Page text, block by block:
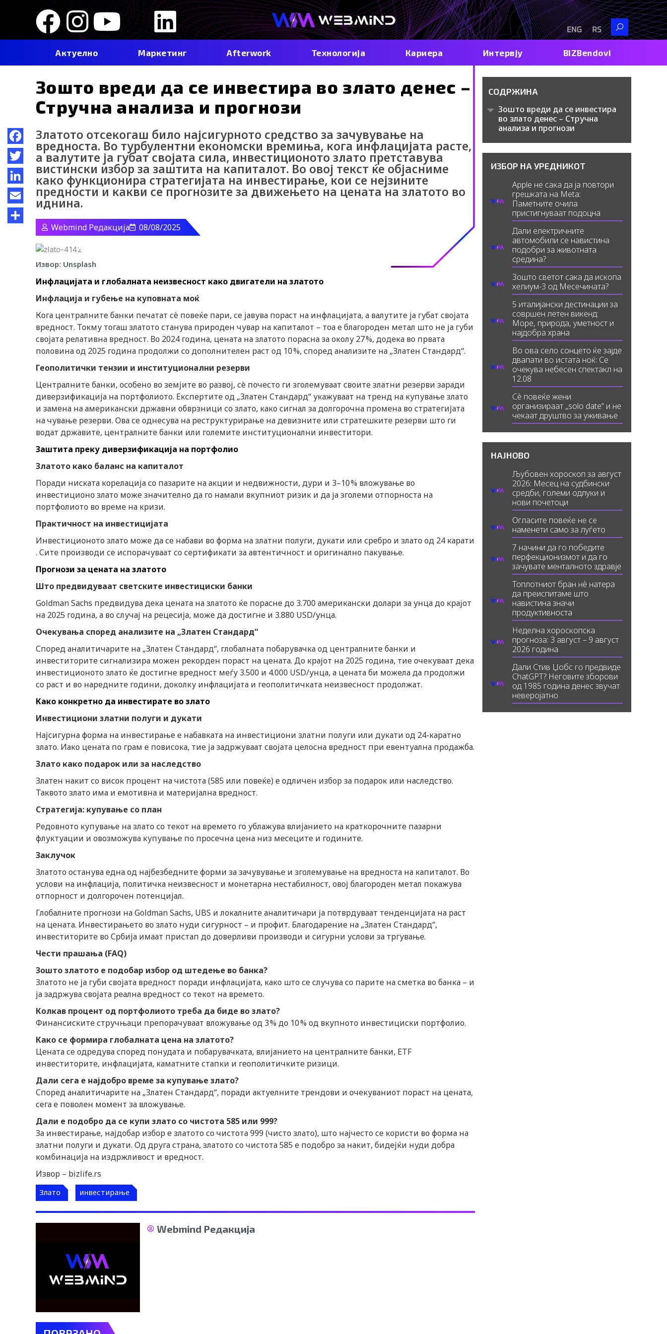
RS
ENG
F
a
c
e
b
o
o
k
I
n
s
t
a
g
r
a
m
Y
o
u
t
u
b
e
I
c
o
-
t
i
k
-
t
i
t
o
k
-
i
c
o
n
L
i
n
k
e
d
i
n
Search
Актуелно Маркетинг Afterwork Технологија Кариера Интервју BIZBendovi
Зошто вреди да се инвестира во злато денес –
Стручна анализа и прогнози
Златото отсекогаш било најсигурното средство за зачувување на
вредноста. Во турбулентни економски времиња, кога инфлацијата расте,
а валутите ја губат својата сила, инвестиционото злато претставува
вистински избор за заштита на капиталот. Во овој текст ќе објасниме
како функционира стратегијата на инвестирање, кои се нејзините
предности и какви се прогнозите за движењето на цената на златото во
иднина.
Webmind Редакција 08/08/2025
Извор: Unsplash
Инфлацијата и глобалната неизвесност како двигатели на златото
Инфлација и губење на куповната моќ
Кога централните банки печатат сè повеќе пари, се јавува пораст на инфлацијата, а валутите ја губат својата
вредност. Токму тогаш златото станува природен чувар на капиталот – тоа е благороден метал што не ја губи
својата релативна вредност. Во 2024 година, цената на златото порасна за околу 27 %, додека во првата
половина од 2025 година продолжи со дополнителен раст од 10 %, според анализите на „Златен Стандард“.
Геополитички тензии и институционални резерви
Централните банки, особено во земјите во развој, сè почесто ги зголемуваат своите златни резерви заради
диверзификација на портфолиото. Експертите од „Златен Стандард“ укажуваат на тренд на купување злато
и замена на американски државни обврзници со злато, како сигнал за долгорочна промена во стратегијата
на чување резерви. Ова се однесува на реструктурирање на девизните или стратешките резерви што ги
водат државите, централните банки или големите институционални инвеститори.
Заштита преку диверзификација на портфолио
Златото како баланс на капиталот
Поради ниската корелација со пазарите на акции и недвижности, дури и 3–10 % вложување во
инвестиционо злато може значително да го намали вкупниот ризик и да ја зголеми отпорноста на
портфолиото во време на кризи.
Практичност на инвестицијата
Инвестиционото злато може да се набави во форма на златни полуги, дукати или сребро и злато од 24 карати
. Сите производи се испорачуваат со сертификати за автентичност и оригинално пакување.
Прогнози за цената на златото
Што предвидуваат светските инвестициски банки
Goldman Sachs предвидува дека цената на златото ќе порасне до 3.700 американски долари за унца до крајот
на 2025 година, а во случај на рецесија, може да достигне и 3.880 USD/унца.
Очекувања според анализите на „Златен Стандард“
Според аналитичарите на „Златен Стандард“, глобалната побарувачка од централните банки и
инвеститорите сигнализира можен рекорден пораст на цената. До крајот на 2025 година, тие очекуваат дека
инвестиционото злато ќе достигне вредност меѓу 3.500 и 4.000 USD/унца, а цената би можела да продолжи
со раст и во наредните години, доколку инфлацијата и геополитичката неизвесност продолжат.
Како конкретно да инвестирате во злато
Инвестициони златни полуги и дукати
Најсигурна форма на инвестирање е набавката на инвестициони златни полуги или дукати од 24-каратно
злато. Иако цената по грам е повисока, тие ја задржуваат својата целосна вредност при евентуална продажба.
Злато како подарок или за наследство
Златен накит со висок процент на чистота (585 или повеќе) е одличен избор за подарок или наследство.
Таквото злато има и емотивна и материјална вредност.
Стратегија: купување со план
Редовното купување на злато со текот на времето го ублажува влијанието на краткорочните пазарни
флуктуации и овозможува купување по просечна цена низ месеците и годините.
Заклучок
Златото останува една од најбезбедните форми за зачувување и зголемување на вредноста на капиталот. Во
услови на инфлација, политичка неизвесност и монетарна нестабилност, овој благороден метал покажува
отпорност и долгорочен потенцијал.
Глобалните прогнози на Goldman Sachs, UBS и локалните аналитичари ја потврдуваат тенденцијата на раст
на цената. Инвестирањето во злато нуди сигурност – и профит. Благодарение на „Златен Стандард“,
инвеститорите во Србија имаат пристап до доверливи производи и сигурни услови за тргување.
Чести прашања (FAQ)
Зошто златото е подобар избор од штедење во банка?
Златото не ја губи својата вредност поради инфлацијата, како што се случува со парите на сметка во банка – и
ја задржува својата реална вредност со текот на времето.
Колкав процент од портфолиото треба да биде во злато?
Финансиските стручњаци препорачуваат вложување од 3 % до 10 % од вкупното инвестициски портфолио.
Како се формира глобалната цена на златото?
Цената се одредува според понудата и побарувачката, влијанието на централните банки, ETF
инвеститорите, инфлацијата, каматните стапки и геополитичките ризици.
Дали сега е најдобро време за купување злато?
Според аналитичарите на „Златен Стандард“, поради актуелните трендови и очекуваниот пораст на цената,
сега е поволен момент за вложување.
Дали е подобро да се купи злато со чистота 585 или 999?
За инвестирање, најдобар избор е златото со чистота 999 (чисто злато), што најчесто се користи во форма на
златни полуги и дукати. Од друга страна, златото со чистота 585 е подобро за накит, бидејќи нуди добра
комбинација на издржливост и вредност.
Извор – bizlife.rs
Злато инвестирање
Webmind Редакција
Facebook
Twitter
LinkedIn
Email
СОДРЖИНА
Зошто вреди да се инвестира
во злато денес – Стручна
анализа и прогнози
ИЗБОР НА УРЕДНИКОТ
Apple не сака да ја повтори
грешката на Meta:
Паметните очила
пристигнуваат подоцна
Дали електричните
автомобили се навистина
подобри за животната
средина?
Зошто светот сака да ископа
хелиум-3 од Месечината?
5 италијански дестинации за
совршен летен викенд:
Море, природа, уметност и
најдобра храна
Во ова село сонцето ќе зајде
двапати во истата ноќ: Се
очекува небесен спектакл на
12.08
Сè повеќе жени
организираат „solo date“ и не
чекаат друштво за уживање
НАЈНОВО
Љубовен хороскоп за август
2026: Месец на судбински
средби, големи одлуки и
нови почетоци
Огласите повеќе не се
наменети само за луѓето
7 начини да го победите
перфекционизмот и да го
зачувате менталното здравје
Топлотниот бран нè натера
да преиспитаме што
навистина значи
продуктивноста
Неделна хороскопска
прогноза: 3 август – 9 август
2026 година
Дали Стив Џобс го предвиде
ChatGPT? Неговите зборови
од 1985 година денес звучат
неверојатно